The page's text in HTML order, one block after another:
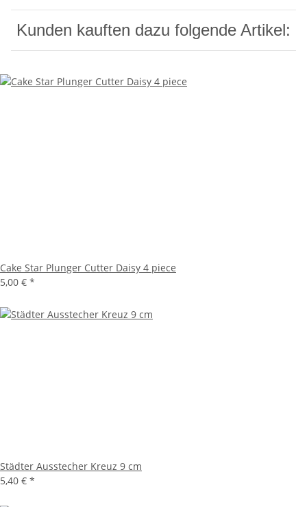
Kunden kauften dazu folgende Artikel:
Cake Star Plunger Cutter Daisy 4 piece
5,00 € *
Städter Ausstecher Kreuz 9 cm
5,40 € *